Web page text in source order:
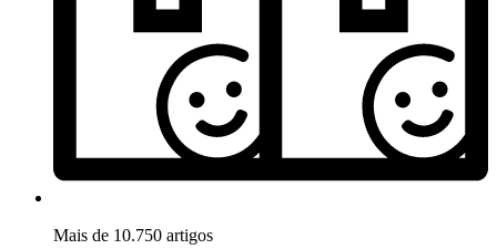
Mais de 10.750 artigos